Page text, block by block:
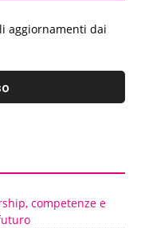
aggiornamenti dai
competenze e